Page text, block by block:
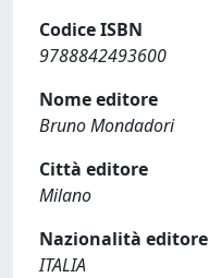
Codice ISBN
9788842493600
Nome editore
Bruno Mondadori
Città editore
Milano
Nazionalità editore
ITALIA